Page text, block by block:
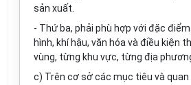
sản xuất.
- Thứ ba, phải phù hợp với đặc
hình, khí hậu, văn hóa và điều kiện
vùng, từng khu vực, từng địa
c) Trên cơ sở các mục tiêu và